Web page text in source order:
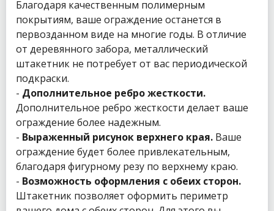
Благодаря качественным полимерным
покрытиям, ваше ограждение останется в
первозданном виде на многие годы. В отличие
от деревянного забора, металлический
штакетник не потребует от вас периодической
подкраски.
- Дополнительное ребро жесткости.
Дополнительное ребро жесткости делает ваше
ограждение более надежным.
- Выраженный рисунок верхнего края. Ваше
ограждение будет более привлекательным,
благодаря фигурному резу по верхнему краю.
- Возможность оформления с обеих сторон.
Штакетник позволяет оформить периметр